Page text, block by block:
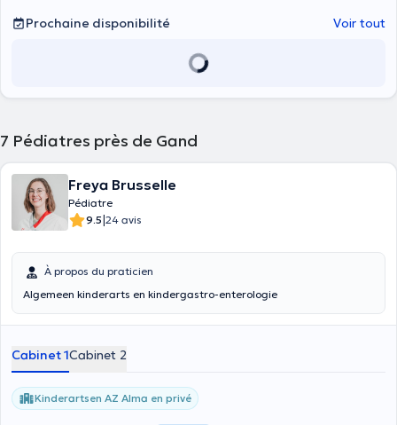
Prochaine disponibilité
Voir tout
7 Pédiatres près de Gand
Freya Brusselle
Pédiatre
9.5|24 avis
À propos du praticien
Algemeen kinderarts en kindergastro-enterologie
Cabinet 1Cabinet 2
Kinderartsen AZ Alma en privé